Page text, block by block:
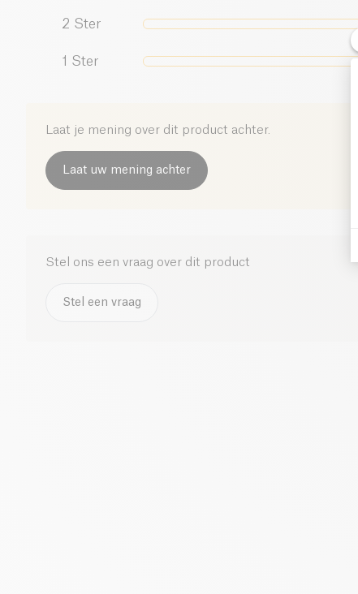
2 Ster
1 Ster
Laat je mening over dit product achter.
Laat uw mening achter
Stel ons een vraag over dit product
Stel een vraag